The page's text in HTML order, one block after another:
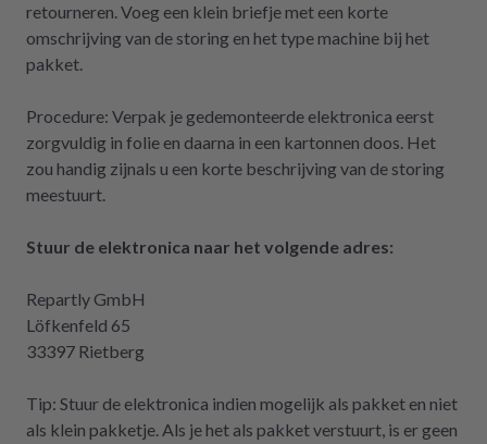
retourneren. Voeg een klein briefje met een korte
omschrijving van de storing en het type machine bij het
pakket.
Procedure: Verpak je gedemonteerde elektronica eerst
zorgvuldig in folie en daarna in een kartonnen doos. Het
zou handig zijnals u een korte beschrijving van de storing
meestuurt.
Stuur de elektronica naar het volgende adres:
Repartly GmbH
Löfkenfeld 65
33397 Rietberg
Tip: Stuur de elektronica indien mogelijk als pakket en niet
als klein pakketje. Als je het als pakket verstuurt, is er geen